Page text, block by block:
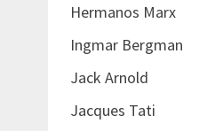
Hermanos Marx
Ingmar Bergman
Jack Arnold
Jacques Tati